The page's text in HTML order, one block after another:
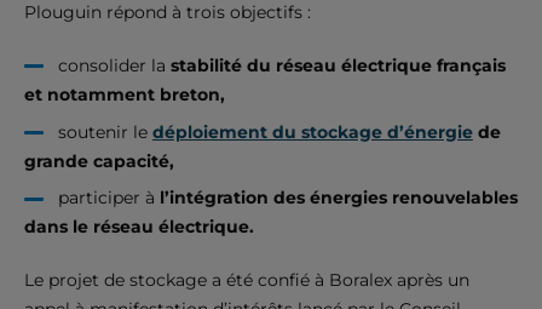
Plouguin répond à trois objectifs :
consolider la stabilité du réseau électrique français
et notamment breton,
soutenir le déploiement du stockage d’énergiede
grande capacité,
participer à l’intégration des énergies renouvelables
dans le réseau électrique.
​Le projet de stockage a été confié à Boralex après un